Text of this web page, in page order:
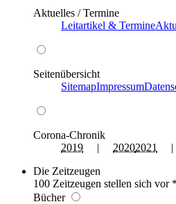
Aktuelles / Termine
Leitartikel & Termine
Seitenübersicht
SitemapImpressum
Corona-Chronik
2019 | 20202021
Die Zeitzeugen
100 Zeitzeugen stellen sich vor
Bücher